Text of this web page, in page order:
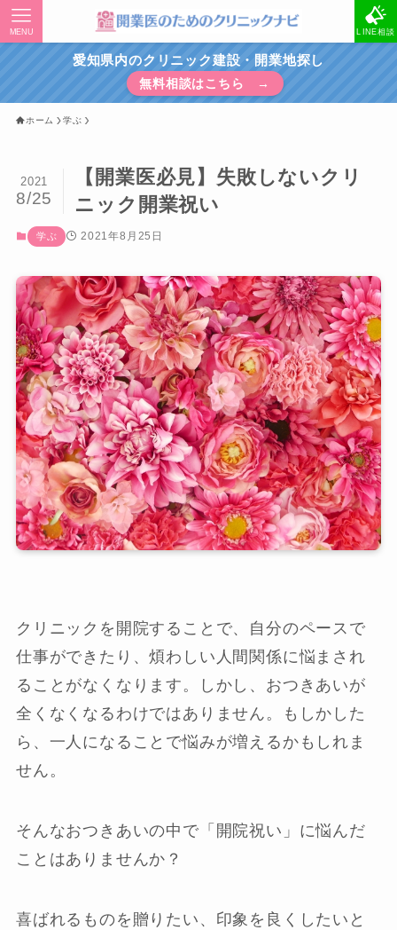
LINE相談
MENU
愛知県内のクリニック建設・開業地探し
無料相談はこちら →
ホーム 学ぶ
【開業医必見】失敗しないクリ
ニック開業祝い
2021
8/25
学ぶ 2021年8月25日
クリニックを開院することで、自分のペースで
仕事ができたり、煩わしい人間関係に悩まされ
ることがなくなります。しかし、おつきあいが
全くなくなるわけではありません。もしかした
ら、一人になることで悩みが増えるかもしれま
せん。
そんなおつきあいの中で「開院祝い」に悩んだ
ことはありませんか？
喜ばれるものを贈りたい、印象を良くしたいと